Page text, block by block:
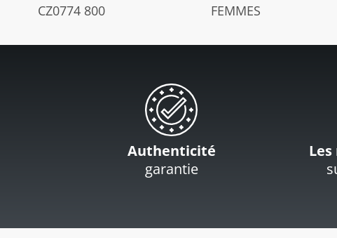
CZ0774 800 FEMMES
Authenticité
garantie